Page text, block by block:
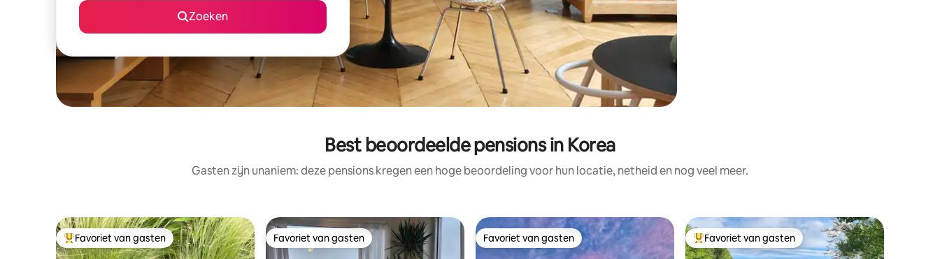
Zoeken
Best beoordeelde pensions in Korea
Gasten zijn unaniem: deze pensions kregen een hoge beoordeling voor hun locatie, netheid en nog veel meer.
Topfavoriet van gasten
Favoriet van gasten Favoriet van gasten
Favoriet van gasten Favoriet van gasten
Favoriet van gasten Topfavoriet van gasten
Favoriet van gasten